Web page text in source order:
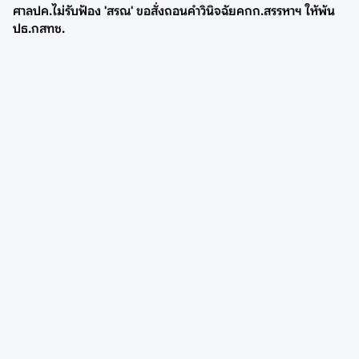
ศาลปค.ไม่รับฟ้อง 'สรณ' ขอสั่งถอนคำวินิจฉัยคกก.สรรหาฯ ให้พ้น
ปธ.กสทช.